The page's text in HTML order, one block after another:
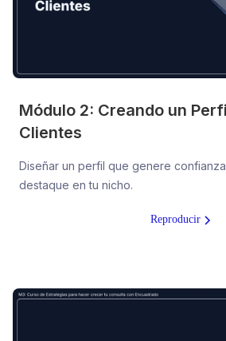
Módulo 2: Creando un
Clientes
Diseñar un perfil que genere
destaque en tu nicho.
Reproducir